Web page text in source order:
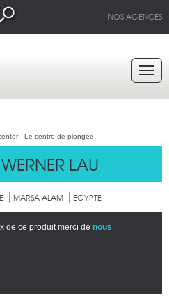
NOS AGENCES
LAU
MARSA ALAM EGYPTE
de ce produit merci de nous